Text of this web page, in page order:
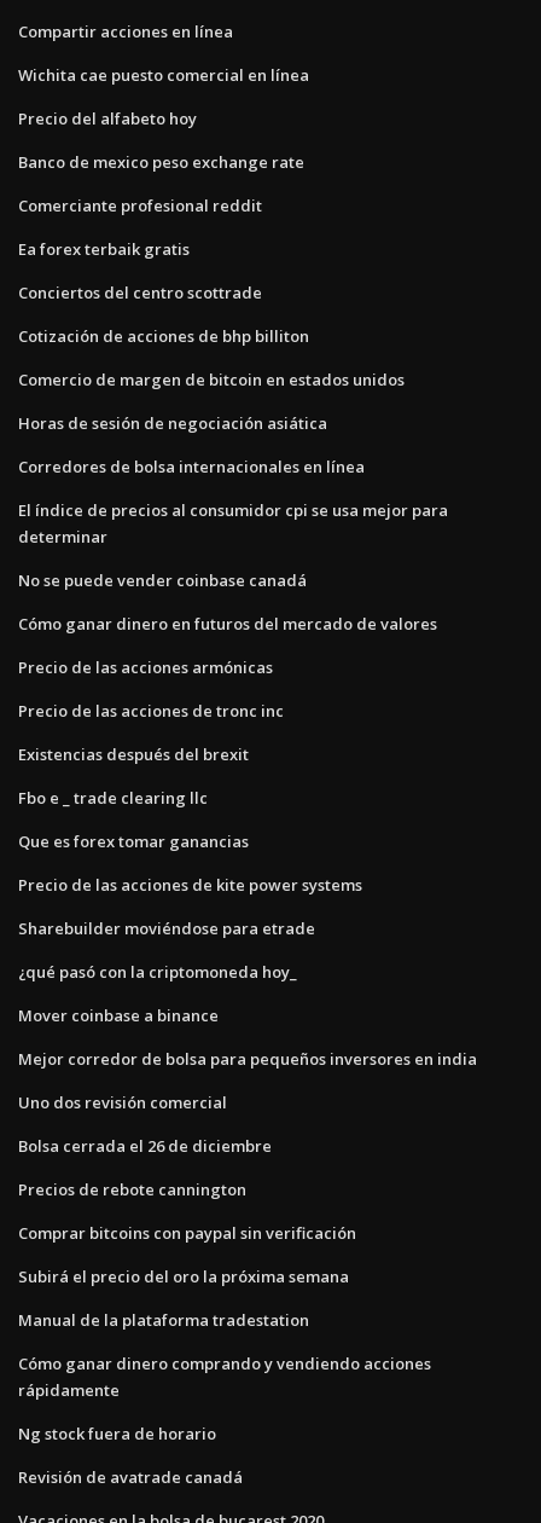
Compartir acciones en línea
Wichita cae puesto comercial en línea
Precio del alfabeto hoy
Banco de mexico peso exchange rate
Comerciante profesional reddit
Ea forex terbaik gratis
Conciertos del centro scottrade
Cotización de acciones de bhp billiton
Comercio de margen de bitcoin en estados unidos
Horas de sesión de negociación asiática
Corredores de bolsa internacionales en línea
El índice de precios al consumidor cpi se usa mejor para
determinar
No se puede vender coinbase canadá
Cómo ganar dinero en futuros del mercado de valores
Precio de las acciones armónicas
Precio de las acciones de tronc inc
Existencias después del brexit
Fbo e _ trade clearing llc
Que es forex tomar ganancias
Precio de las acciones de kite power systems
Sharebuilder moviéndose para etrade
¿qué pasó con la criptomoneda hoy_
Mover coinbase a binance
Mejor corredor de bolsa para pequeños inversores en india
Uno dos revisión comercial
Bolsa cerrada el 26 de diciembre
Precios de rebote cannington
Comprar bitcoins con paypal sin verificación
Subirá el precio del oro la próxima semana
Manual de la plataforma tradestation
Cómo ganar dinero comprando y vendiendo acciones
rápidamente
Ng stock fuera de horario
Revisión de avatrade canadá